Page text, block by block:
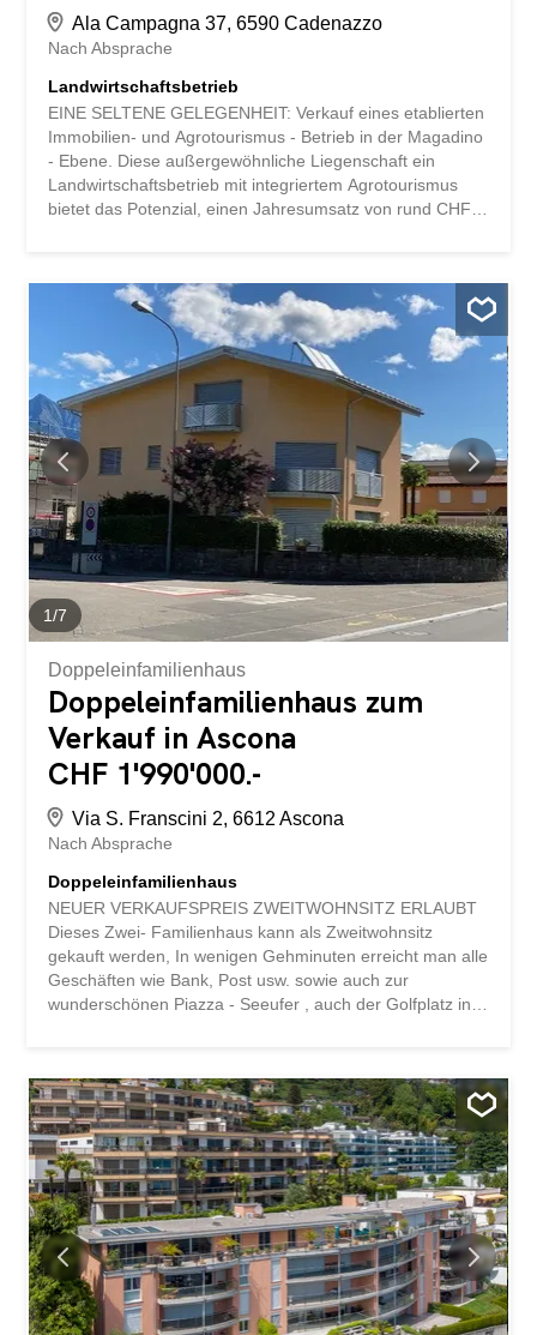
Ala Campagna 37, 6590 Cadenazzo
Nach Absprache
Landwirtschaftsbetrieb
EINE SELTENE GELEGENHEIT: Verkauf eines etablierten
Immobilien- und Agrotourismus - Betrieb in der Magadino
- Ebene. Diese außergewöhnliche Liegenschaft ein
Landwirtschaftsbetrieb mit integriertem Agrotourismus
bietet das Potenzial, einen Jahresumsatz von rund CHF 1
insbesondere durch Veranstaltungen, wie Geburtstage,
Firmenanlässe, Hochzeiten oder kleinere
Gruppenveranstaltungen generiert werden. Eine
Besichtigung vor Ort ist unerlässlich, um sich ein
realistisches Bild von der Liegenschaft zu machen. Im
Rahmen der Besichtigung zeigen wir Interessenten die
offizielle Schätzung des Schweizerischen
Bauernverbands, sowie die Buchhaltungsunterlagen der
letzten Jahre. Diese geben detailliert Auskunft über
Aufwände und Einnahmen. Auch der Verkaufspreis ist im
Rahmen der Besichtigung verhandelbar. Die Immobilien
liegen etwa 1,5 Kilometer vom Zentrum von Cadenazzo
entfernt und in...
1/7
Doppeleinfamilienhaus
Doppeleinfamilienhaus zum
Verkauf in Ascona
CHF 1'990'000.-
Via S. Franscini 2, 6612 Ascona
Nach Absprache
Doppeleinfamilienhaus
NEUER VERKAUFSPREIS ZWEITWOHNSITZ ERLAUBT
Dieses Zwei- Familienhaus kann als Zweitwohnsitz
gekauft werden, In wenigen Gehminuten erreicht man alle
Geschäften wie Bank, Post usw. sowie auch zur
wunderschönen Piazza - Seeufer , auch der Golfplatz in
verfügt über zwei Wohnungen. Im Erdgeschoss befindet
sich die 3 Zimmerwohnung mit direktem Ausgang auf den
Garten mit einer Feuerstelle. Im 1.OG und 2. OG befindet
sich eine Duplex-Wohnung mit 3 Schlafzimmern. Im
Untergeschoss ist durch den Eingangsbereich erreichbar
und es hat ein Keller ein grosser Hobbyraum ,
Waschraum sowie ein Badezimmer.